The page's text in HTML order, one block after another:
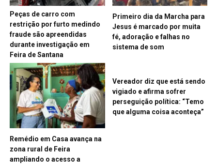
Peças de carro com
restrição por furto medindo
fraude são apreendidas
durante investigação em
Feira de Santana
Primeiro dia da Marcha para
Jesus é marcado por muita
fé, adoração e falhas no
sistema de som
Remédio em Casa avança na
zona rural de Feira
ampliando o acesso a
Vereador diz que está sendo
vigiado e afirma sofrer
perseguição política: “Temo
que alguma coisa aconteça”